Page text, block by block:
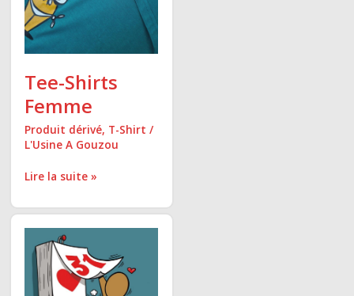
Tee-Shirts
Femme
Produit dérivé, T-Shirt /
L'Usine A Gouzou
Lire la suite »
Calendrier
2026